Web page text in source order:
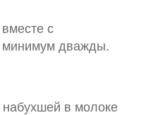
с
минимум дважды.
в молоке